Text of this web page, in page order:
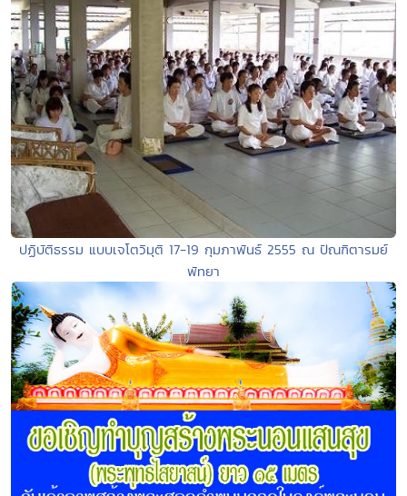
ปฏิบัติธรรม แบบเจโตวิมุติ 17-19 กุมภาพันธ์ 2555 ณ ปัณฑิตารมย์
พัทยา